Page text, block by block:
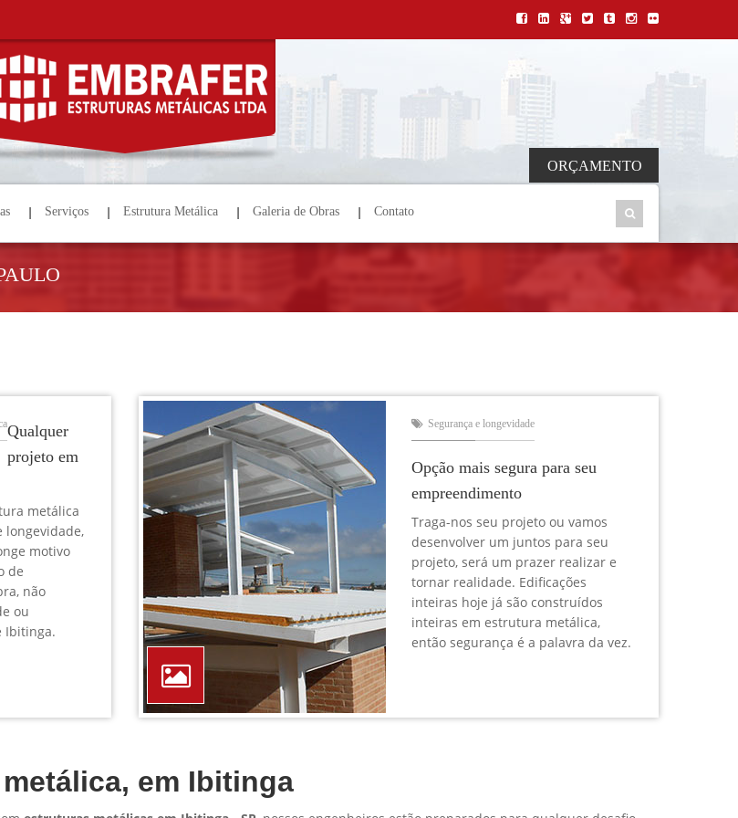
×
ORÇAMENTO
*
*
Solicitar Orçamento